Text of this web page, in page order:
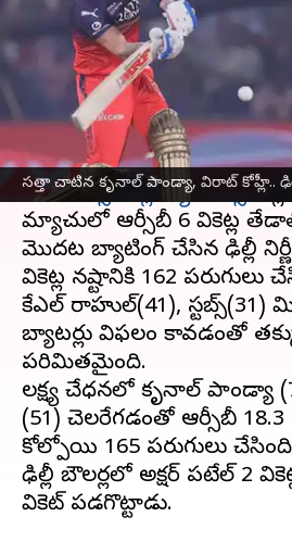
సత్తా చాటిన కృనాల్ పాండ్యా, విరాట్ కోహ్లీ..
ఆర్సీబీ గెలుపు
Jayachandra Akuri
ఈ వార్తాకథనం ఏంటి
అరుణ్ జైట్లీ స్టేడియంలో ఆదివారం
ఛాలెంజర్స్,ఢిల్లీ క్యాపిటల్స్
మ్యాచులో ఆర్సీబీ 6 వికెట్ల
మొదట బ్యాటింగ్ చేసిన ఢిల్లీ
వికెట్ల నష్టానికి 162 పరుగులు
కేఎల్ రాహుల్(41),
బ్యాటర్లు విఫలం కావడంతో
పరిమితమైంది.
లక్ష్య చేధనలో కృనాల్ పాండ్యా
(51) చెలరేగడంతో ఆర్సీబీ 18.3
కోల్పోయి 165 పరుగులు
ఢిల్లీ బౌలర్లలో అక్షర్ పటేల్ 2